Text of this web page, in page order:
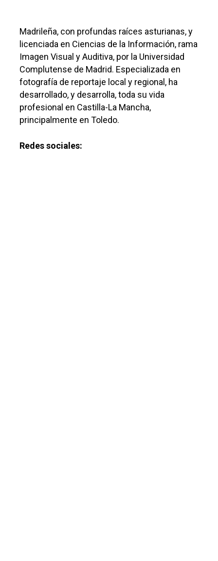
Madrileña, con profundas raíces asturianas, y
licenciada en Ciencias de la Información, rama
Imagen Visual y Auditiva, por la Universidad
Complutense de Madrid. Especializada en
fotografía de reportaje local y regional, ha
desarrollado, y desarrolla, toda su vida
profesional en Castilla-La Mancha,
principalmente en Toledo.
Redes sociales:
Ciudad Real
Albacete
Cuenca
Guadalajara
Talavera
Economía
Educación
Cultura
Deportes
Sucesos